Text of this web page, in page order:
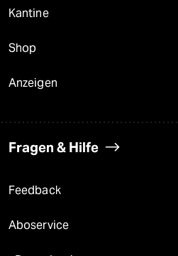
Kantine
Shop
Anzeigen
Fragen & Hilfe
Feedback
Aboservice